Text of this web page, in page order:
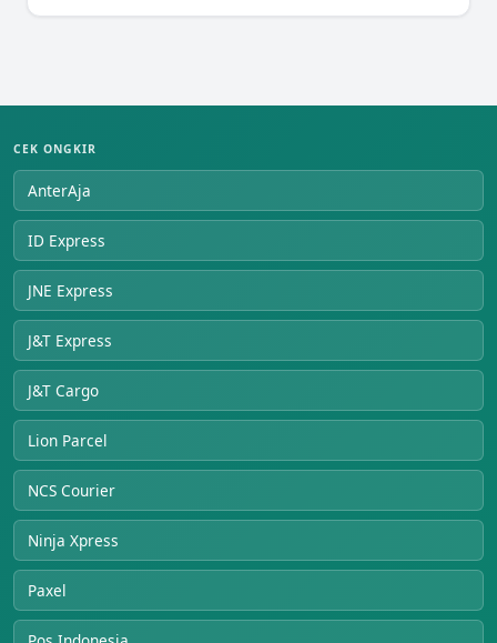
CEK ONGKIR
AnterAja
ID Express
JNE Express
J&T Express
J&T Cargo
Lion Parcel
NCS Courier
Ninja Xpress
Paxel